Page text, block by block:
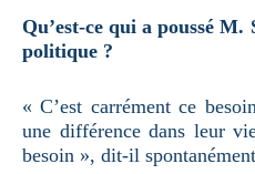
Qu’est-ce qui a poussé
politique ?
« C’est carrément ce
une différence dans leur
besoin », dit-il